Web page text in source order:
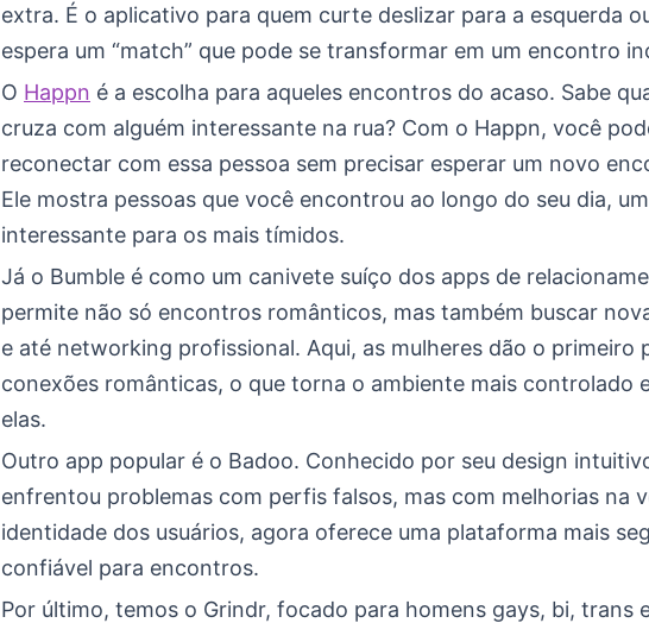
extra. É o aplicativo para quem curte deslizar para a esquerda
espera um “match” que pode se transformar em um encontro
O Happn é a escolha para aqueles encontros do acaso. Sabe
cruza com alguém interessante na rua? Com o Happn, você
reconectar com essa pessoa sem precisar esperar um novo
Ele mostra pessoas que você encontrou ao longo do seu dia,
interessante para os mais tímidos.
Já o Bumble é como um canivete suíço dos apps de
permite não só encontros românticos, mas também buscar
e até networking profissional. Aqui, as mulheres dão o primeiro
conexões românticas, o que torna o ambiente mais controlado
elas.
Outro app popular é o Badoo. Conhecido por seu design
enfrentou problemas com perfis falsos, mas com melhorias na
identidade dos usuários, agora oferece uma plataforma mais
confiável para encontros.
Por último, temos o Grindr, focado para homens gays, bi, trans